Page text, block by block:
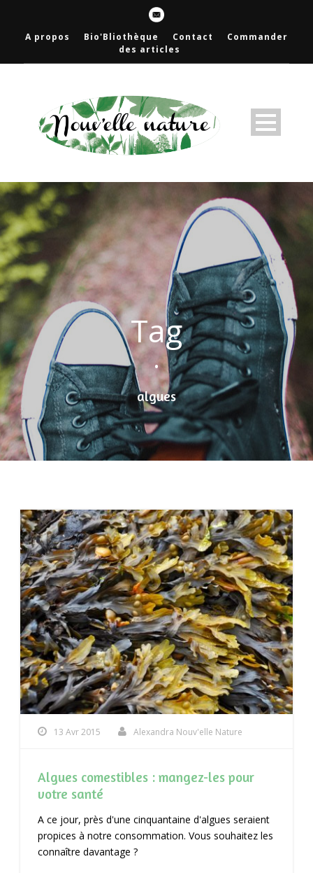
A propos Bio'Bliothèque Contact
Commander
des articles
Tag
•
algues
13 Avr 2015 Alexandra Nouv'elle Nature
Algues comestibles : mangez-les pour
votre santé
A ce jour, près d'une cinquantaine d'algues seraient
propices à notre consommation. Vous souhaitez les
connaître davantage ?